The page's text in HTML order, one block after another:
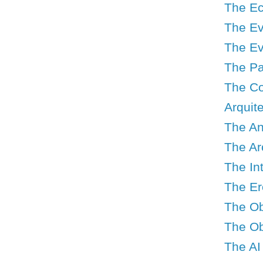
The
The
The
The
The
The
The
The
The
The
The
The